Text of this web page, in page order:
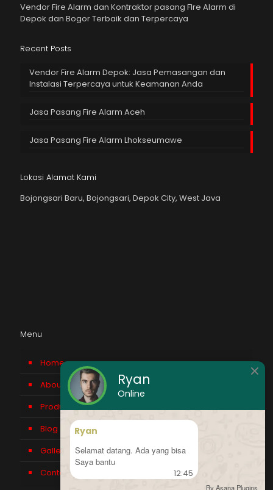
Vendor Fire Alarm dan Kontraktor pasang FIre Alarm di
Depok dan Bogor Terbaik dan Terpercaya
Recent Posts
Vendor Fire Alarm Depok: Jasa Pemasangan dan
Instalasi Terpercaya untuk Keamanan Anda
Jasa Pasang Fire Alarm Aceh
Jasa Pasang Fire Alarm Lhokseumawe
Lokasi Alamat Kami
Bojongsari Baru, Bojongsari, Depok City, West Java
Menu
Home
About us
Product
Blog
Gallery
Contact Us
Ryan
Online
Ryan
Selamat datang. Ada yang bisa
Saya bantu
12:45
By Asana Plugins